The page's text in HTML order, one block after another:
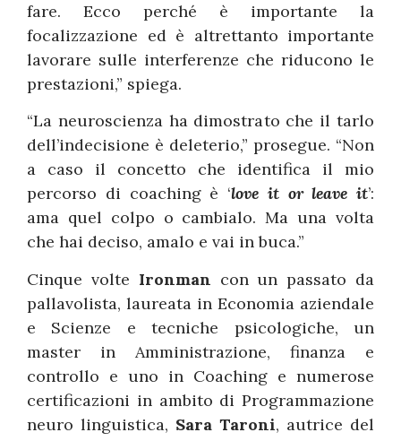
fare. Ecco perché è importante la
focalizzazione ed è altrettanto importante
lavorare sulle interferenze che riducono le
prestazioni,” spiega.
“La neuroscienza ha dimostrato che il tarlo
dell’indecisione è deleterio,” prosegue. “Non
a caso il concetto che identifica il mio
percorso di coaching è ‘love it or leave it’:
ama quel colpo o cambialo. Ma una volta
che hai deciso, amalo e vai in buca.”
Cinque volte Ironman con un passato da
pallavolista, laureata in Economia aziendale
e Scienze e tecniche psicologiche, un
master in Amministrazione, finanza e
controllo e uno in Coaching e numerose
certificazioni in ambito di Programmazione
neuro linguistica, Sara Taroni, autrice del